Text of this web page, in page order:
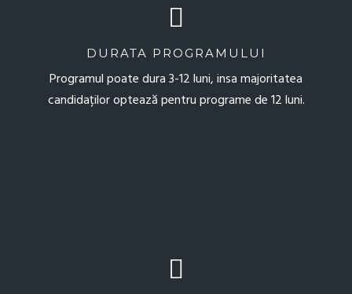
DURATA PROGRAMULUI
Programul poate dura 3-12 luni, insa majoritatea
candidaților optează pentru programe de 12 luni.